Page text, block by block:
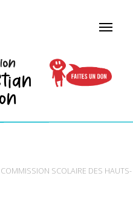
COMMISSION SCOLAIRE DES HAUTS-